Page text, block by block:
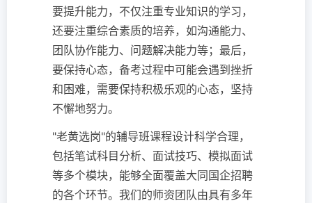
要提升能力，不仅注重专业知识的学习，
还要注重综合素质的培养，如沟通能力、
团队协作能力、问题解决能力等；最后，
要保持心态，备考过程中可能会遇到挫折
和困难，需要保持积极乐观的心态，坚持
不懈地努力。
"老黄选岗"的辅导班课程设计科学合理，
包括笔试科目分析、面试技巧、模拟面试
等多个模块，能够全面覆盖大同国企招聘
的各个环节。我们的师资团队由具有多年